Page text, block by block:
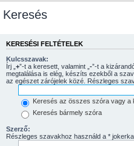
Keresés
KERESÉSI FELTÉTELEK
Kulcsszavak:
Írj „ +”-t a keresett, valamint „ -”-t a kizárandó szavak elé. Ha több szóból csak
megtalálása is elég, készíts ezekből a
az egészet zárójelek közé. Részleges
Keresés az összes szóra vagy a
Keresés bármely szóra
Szerző:
Részleges szavakhoz használd a *